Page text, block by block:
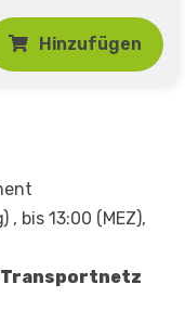
Hinzufügen
bis 13:00 (MEZ),